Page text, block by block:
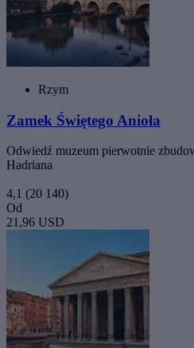
Rzym
Zamek Świętego Anioła
Odwiedź muzeum pierwotnie
Hadriana
4,1 (20 140)
Od
21,96 USD